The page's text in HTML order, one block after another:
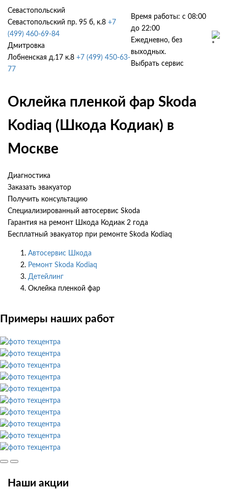
Севастопольский
Севастопольский пр. 95 б, к.8 +7
(499) 460-69-84
Дмитровка
Лобненская д.17 к.8 +7 (499) 450-63-
77
Время работы: с 08:00
до 22:00
Ежедневно, без
выходных.
Выбрать сервис
Оклейка пленкой фар Skoda
Kodiaq (Шкода Кодиак) в
Москве
Диагностика
Заказать эвакуатор
Получить консультацию
Специализированный автосервис Skoda
Гарантия на ремонт Шкода Кодиак 2 года
Бесплатный эвакуатор при ремонте Skoda Kodiaq
Автосервис Шкода
Ремонт Skoda Kodiaq
Детейлинг
Оклейка пленкой фар
Примеры наших работ
Наши акции